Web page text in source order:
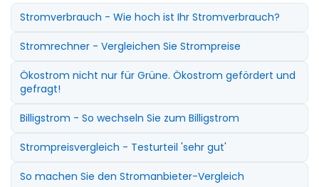
Stromverbrauch - Wie hoch ist Ihr Stromverbrauch?
Stromrechner - Vergleichen Sie Strompreise
Ökostrom nicht nur für Grüne. Ökostrom gefördert und
gefragt!
Billigstrom - So wechseln Sie zum Billigstrom
Strompreisvergleich - Testurteil 'sehr gut'
So machen Sie den Stromanbieter-Vergleich